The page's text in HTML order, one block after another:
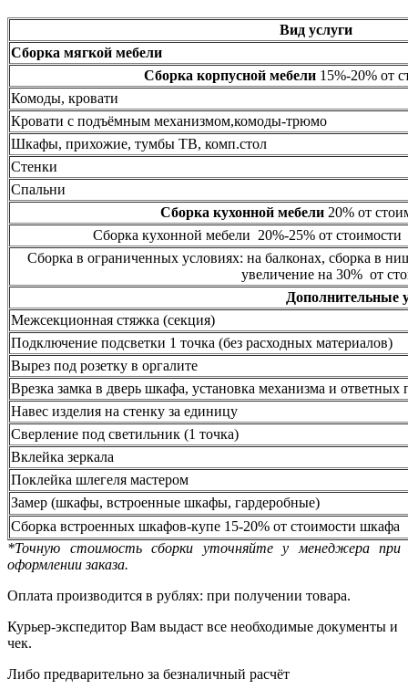
Вид услуги
Сборка мягкой мебели
Сборка корпусной мебели15%-20% от
Комоды, кровати
Кровати с подъёмным механизмом,комоды-трюмо
Шкафы, прихожие, тумбы ТВ, комп.стол
Стенки
Спальни
Сборка кухонной мебели20% от
Сборка кухонной мебели 20%-25% от стоимости
Сборка в ограниченных условиях: на балконах, сборка в
увеличение на 30% от
Дополнительные
Межсекционная стяжка (секция)
Подключение подсветки 1 точка (без расходных материалов)
Вырез под розетку в оргалите
Врезка замка в дверь шкафа, установка механизма и ответных
Навес изделия на стенку за единицу
Сверление под светильник (1 точка)
Вклейка зеркала
Поклейка шлегеля мастером
Замер (шкафы, встроенные шкафы, гардеробные)
Сборка встроенных шкафов-купе 15-20% от стоимости шкафа
*Точную стоимость сборки уточняйте у менеджера при
оформлении заказа.
Оплата производится в рублях: при получении товара.
Курьер-экспедитор Вам выдаст все необходимые документы и
чек.
Либо предварительно за безналичный расчёт